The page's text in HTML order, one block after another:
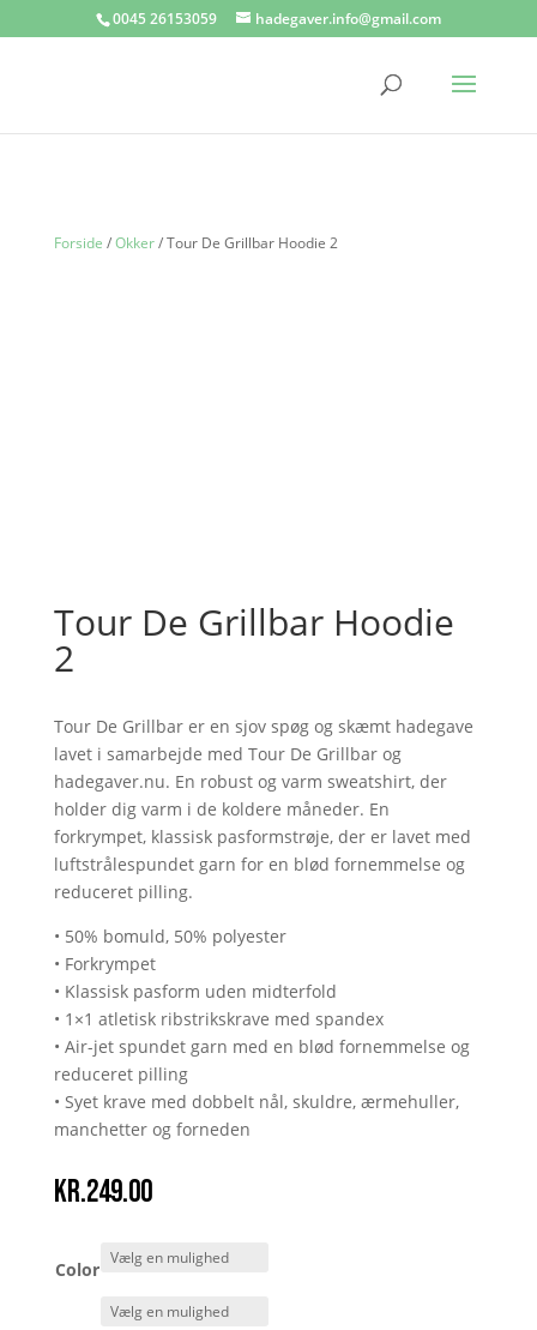
0045 26153059 hadegaver.info@gmail.com
Forside /Okker/ Tour De Grillbar Hoodie 2
Tour De Grillbar Hoodie
2
Tour De Grillbar er en sjov spøg og skæmt hadegave
lavet i samarbejde med Tour De Grillbar og
hadegaver.nu. En robust og varm sweatshirt, der
holder dig varm i de koldere måneder. En
forkrympet, klassisk pasformstrøje, der er lavet med
luftstrålespundet garn for en blød fornemmelse og
reduceret pilling.
• 50% bomuld, 50% polyester
• Forkrympet
• Klassisk pasform uden midterfold
• 1×1 atletisk ribstrikskrave med spandex
• Air-jet spundet garn med en blød fornemmelse og
reduceret pilling
• Syet krave med dobbelt nål, skuldre, ærmehuller,
manchetter og forneden
kr.249.00
Color